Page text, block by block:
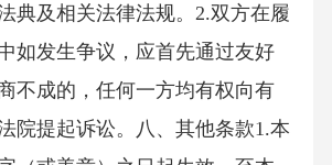
典及相关法律法规。2.双方在履
如发生争议，应首先通过友好
不成的，任何一方均有权向有
院提起诉讼。八、其他条款1.本